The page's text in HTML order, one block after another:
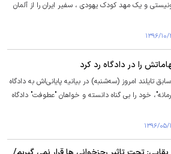
و یک مهد کودک یهودی ، سفیر ایران را از آلمان
را در دادگاه رد کرد
تایلند امروز (سه‌شنبه) در بیانیه پایانی‌اش به دادگاه
خود را بی گناه دانسته و خواهان "عطوفت" دادگاه